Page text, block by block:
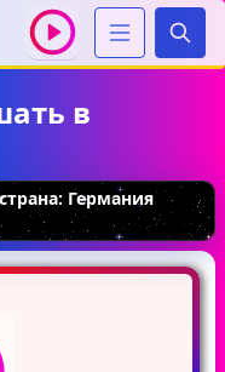
в
страна: Германия